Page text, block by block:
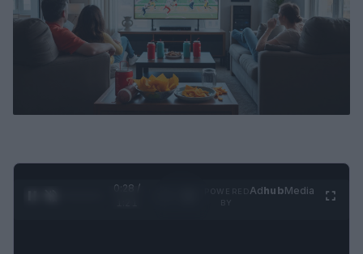
0:29 /
AdhubMedia